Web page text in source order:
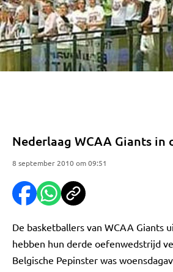
Nederlaag WCAA Giants in
8 september 2010 om 09:51
De basketballers van WCAA Giants
hebben hun derde oefenwedstrijd
Belgische Pepinster was